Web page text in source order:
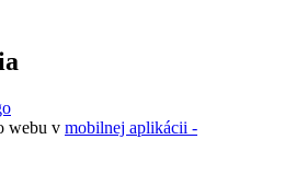
webu v mobilnej aplikácii -